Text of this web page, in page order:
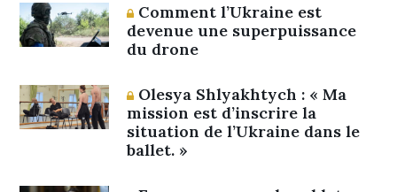
Comment l’Ukraine est
devenue une superpuissance
du drone
Olesya Shlyakhtych : « Ma
mission est d’inscrire la
situation de l’Ukraine dans le
ballet. »